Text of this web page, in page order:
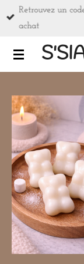
Passer
principal
Retrouvez un
achat